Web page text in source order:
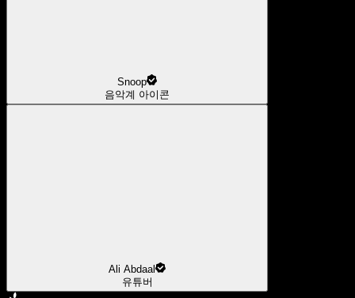
Snoop
음악계 아이콘
Ali Abdaal
유튜버